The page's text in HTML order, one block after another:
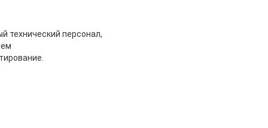
технический персонал,